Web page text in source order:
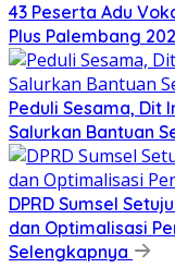
43 Peserta Adu
Plus Palembang
Peduli Sesama, Dit
Salurkan Bantuan
DPRD Sumsel
dan Optimalisasi
Selengkapnya